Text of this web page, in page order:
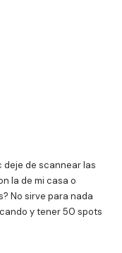
deje de scannear las
la de mi casa o
No sirve para nada
y tener 50 spots